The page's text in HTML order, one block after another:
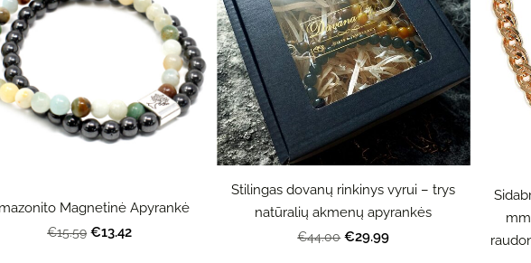
Magnetinė Apyrankė
€15.59 €13.42
Stilingas dovanų rinkinys vyrui – trys
natūralių akmenų apyrankės
€44.00 €29.99